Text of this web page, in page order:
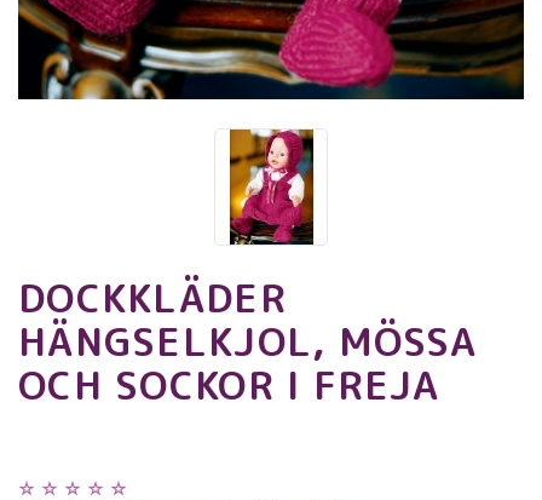
DOCKKLÄDER
HÄNGSELKJOL, MÖSSA
OCH SOCKOR I FREJA